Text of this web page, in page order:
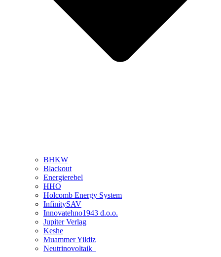
BHKW
Blackout
Energierebel
HHO
Holcomb Energy System
InfinitySAV
Innovatehno1943 d.o.o.
Jupiter Verlag
Keshe
Muammer Yildiz
Neutrinovoltaik